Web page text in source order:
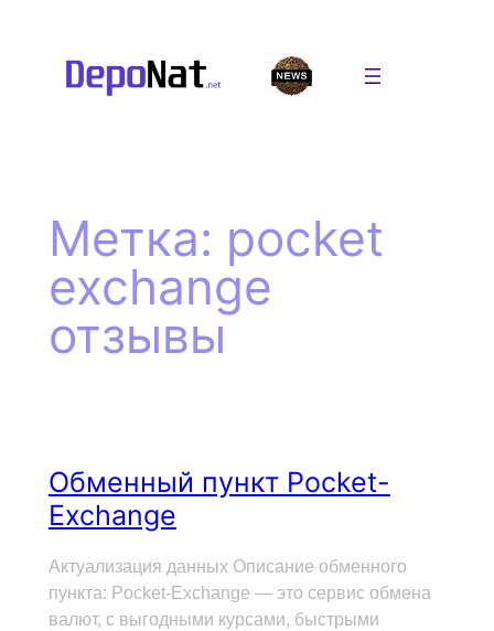
содержимому
Метка: pocket
exchange
отзывы
Обменный пункт Pocket-
Exchange
Актуализация данных Описание обменного
пункта: Pocket-Exchange — это сервис обмена
валют, с выгодными курсами, быстрыми